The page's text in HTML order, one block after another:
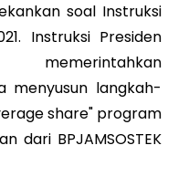
soal Instruksi
Instruksi Presiden
menyusun langkah-
share" program
dari BPJAMSOSTEK